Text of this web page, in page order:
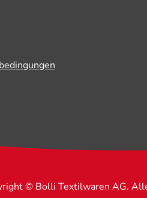
© Bolli Textilwaren AG.